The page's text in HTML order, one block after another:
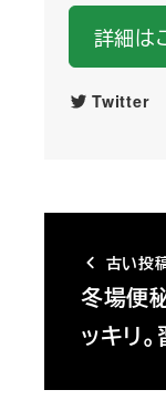
詳細は
Twitter
古い投
冬場便
ッキリ